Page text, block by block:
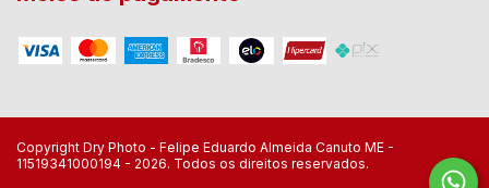
Copyright Dry Photo - Felipe Eduardo Almeida Canuto ME -
11519341000194 - 2026. Todos os direitos reservados.